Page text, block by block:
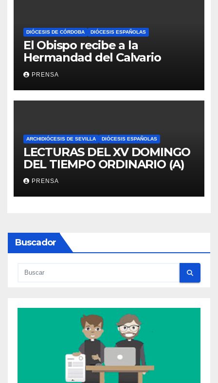
DIÓCESIS DE CÓRDOBA DIÓCESIS ESPAÑOLAS
El Obispo recibe a la
Hermandad del Calvario
PRENSA
ARCHIDIÓCESIS DE SEVILLA DIÓCESIS ESPAÑOLAS
LECTURAS DEL XV DOMINGO
DEL TIEMPO ORDINARIO (A)
PRENSA
Buscador